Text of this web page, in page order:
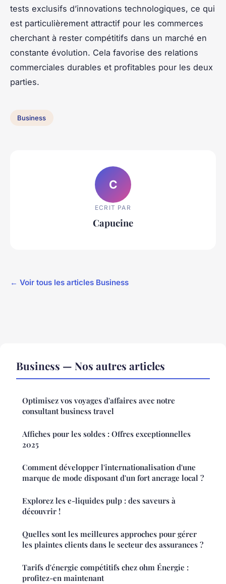
tests exclusifs d’innovations technologiques, ce qui
est particulièrement attractif pour les commerces
cherchant à rester compétitifs dans un marché en
constante évolution. Cela favorise des relations
commerciales durables et profitables pour les deux
parties.
Business
C
ECRIT PAR
Capucine
← Voir tous les articles Business
Business — Nos autres articles
Optimisez vos voyages d'affaires avec notre
consultant business travel
Affiches pour les soldes : Offres exceptionnelles
2025
Comment développer l'internationalisation d'une
marque de mode disposant d'un fort ancrage local ?
Explorez les e-liquides pulp : des saveurs à
découvrir !
Quelles sont les meilleures approches pour gérer
les plaintes clients dans le secteur des assurances ?
Tarifs d'énergie compétitifs chez ohm Énergie :
profitez-en maintenant